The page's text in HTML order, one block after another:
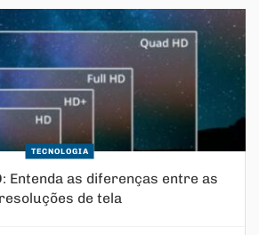
TECNOLOGIA
Entenda as diferenças entre as
resoluções de tela